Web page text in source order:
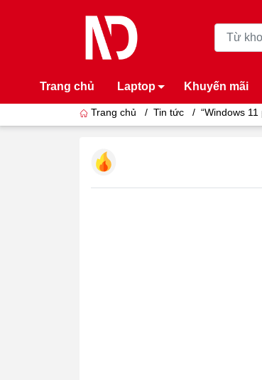
Trang chủ Laptop Khuyến mãi
Trang chủ / Tin tức / “Windows